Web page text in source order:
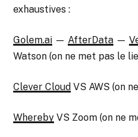
exhaustives :
Golem.ai —AfterData —
Watson (on ne met pas le
Clever Cloud VS AWS (on
Whereby VS Zoom (on ne